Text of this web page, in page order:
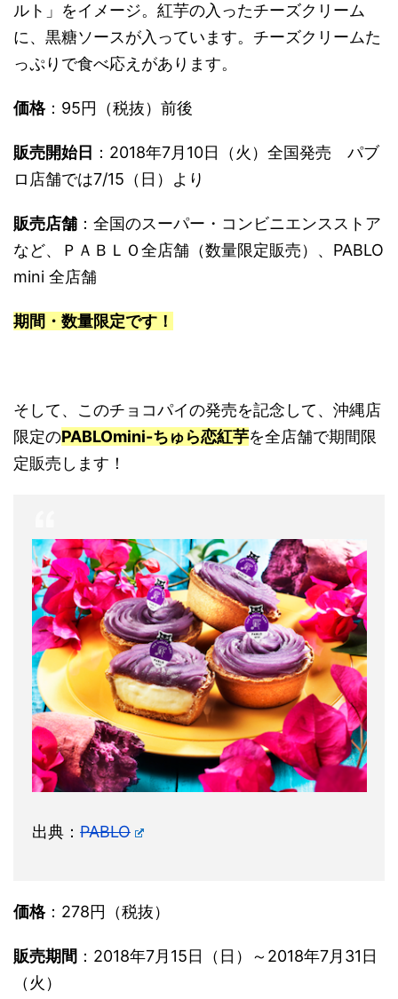
ルト」をイメージ。紅芋の入ったチーズクリーム
に、黒糖ソースが入っています。チーズクリームた
っぷりで食べ応えがあります。
価格：95円（税抜）前後
販売開始日 ：2018年7月10日（火）全国発売 パブ
ロ店舗では7/15（日）より
販売店舗 ：全国のスーパー・コンビニエンスストア
など、ＰＡＢＬＯ全店舗（数量限定販売）、PABLO
mini 全店舗
期間・数量限定です！
そして、このチョコパイの発売を記念して、沖縄店
限定のPABLOmini-ちゅら恋紅芋を全店舗で期間限
定販売します！
出典： PABLO
価格：278円（税抜）
販売期間 ：2018年7月15日（日）～2018年7月31日
（火）